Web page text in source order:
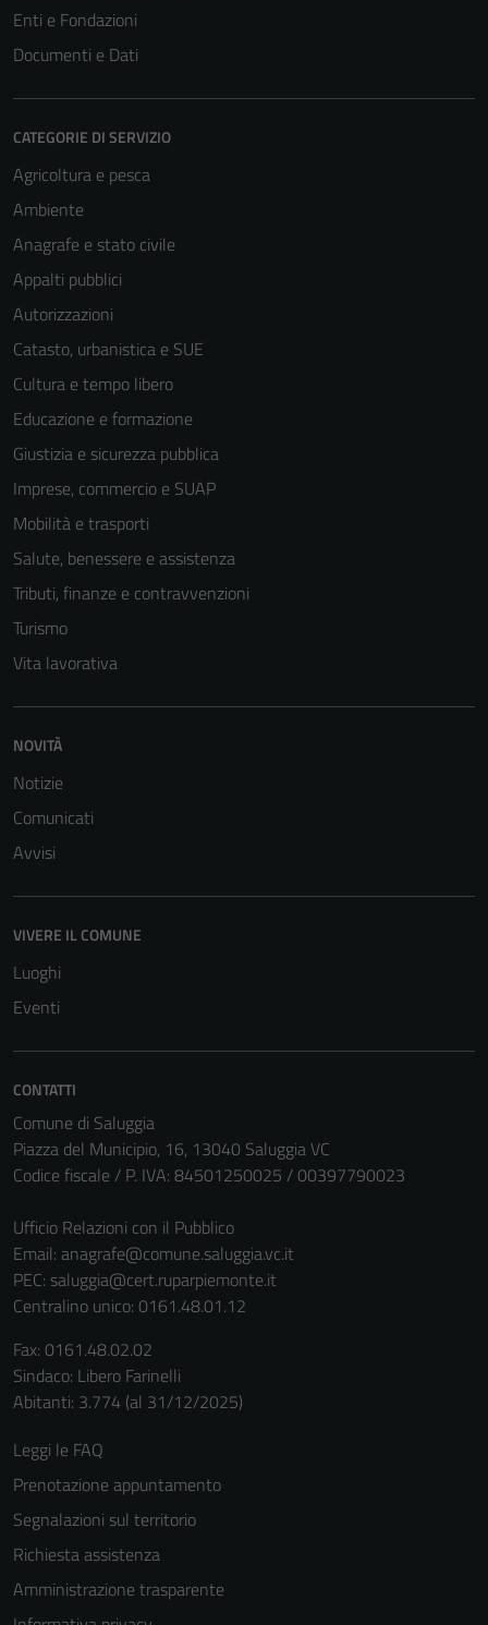
Enti e Fondazioni
Documenti e Dati
CATEGORIE DI SERVIZIO
Agricoltura e pesca
Ambiente
Anagrafe e stato civile
Appalti pubblici
Autorizzazioni
Catasto, urbanistica e SUE
Cultura e tempo libero
Educazione e formazione
Giustizia e sicurezza pubblica
Imprese, commercio e SUAP
Mobilità e trasporti
Salute, benessere e assistenza
Tributi, finanze e contravvenzioni
Turismo
Vita lavorativa
NOVITÀ
Notizie
Comunicati
Avvisi
VIVERE IL COMUNE
Luoghi
Eventi
CONTATTI
Comune di Saluggia
Piazza del Municipio, 16, 13040 Saluggia VC
Codice fiscale / P. IVA: 84501250025 / 00397790023
Ufficio Relazioni con il Pubblico
Email: anagrafe@comune.saluggia.vc.it
PEC: saluggia@cert.ruparpiemonte.it
Centralino unico: 0161.48.01.12
Fax: 0161.48.02.02
Sindaco: Libero Farinelli
Abitanti: 3.774 (al 31/12/2025)
Leggi le FAQ
Prenotazione appuntamento
Segnalazioni sul territorio
Richiesta assistenza
Amministrazione trasparente
non raccolgono